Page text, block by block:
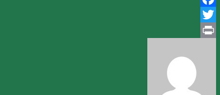
Facebook
Twitter